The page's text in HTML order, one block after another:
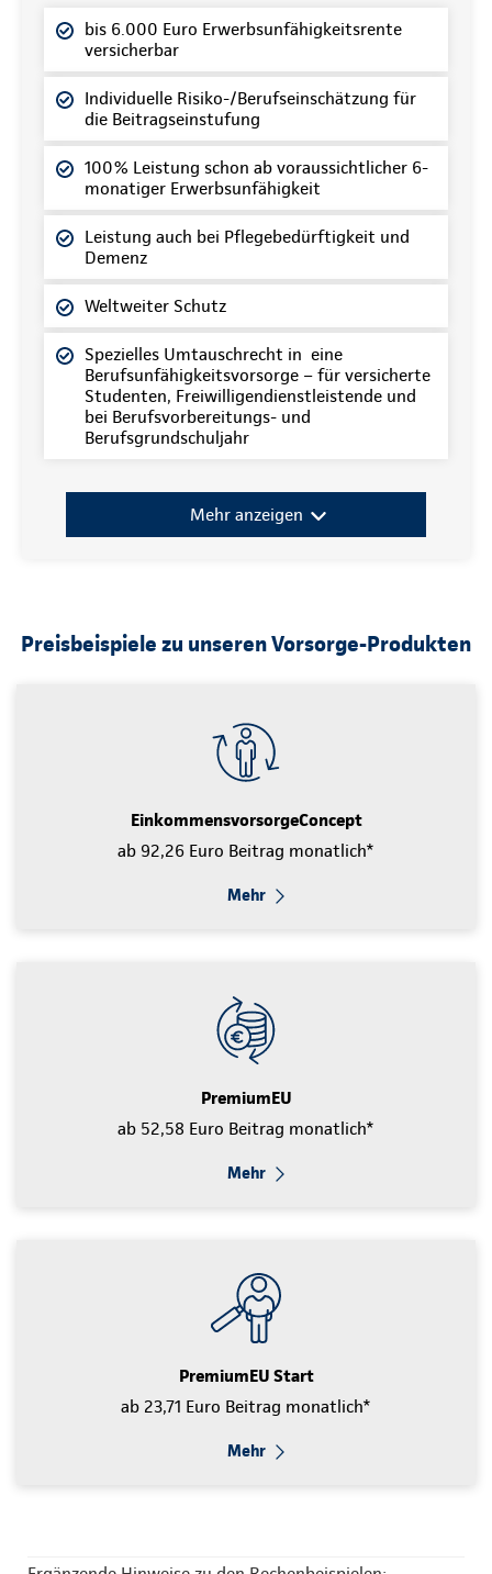
bis 6.000 Euro Erwerbsunfähigkeitsrente
versicherbar
Individuelle Risiko-/Berufseinschätzung für
die Beitragseinstufung
100% Leistung schon ab voraussichtlicher 6-
monatiger Erwerbsunfähigkeit
Leistung auch bei Pflegebedürftigkeit und
Demenz
Weltweiter Schutz
Spezielles Umtauschrecht in eine
Berufsunfähigkeitsvorsorge – für versicherte
Studenten, Freiwilligendienstleistende und
bei Berufsvorbereitungs- und
Berufsgrundschuljahr
Mehr anzeigen
Preisbeispiele zu unseren Vorsorge-Produkten
EinkommensvorsorgeConcept
ab 92,26 Euro Beitrag monatlich*
Mehr
PremiumEU
ab 52,58 Euro Beitrag monatlich*
Mehr
PremiumEU Start
ab 23,71 Euro Beitrag monatlich*
Mehr